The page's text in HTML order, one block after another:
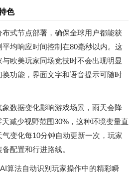
色
式节点部署，确保全球用户都能获
均响应时间控制在80毫秒以内。这
欧美玩家同场竞技时不会出现明显
功能，界面文字和语音提示可随时
数据变化影响游戏场景，雨天会降
减少视野范围30%，这种环境变量直
变化每10分钟自动更新一次，玩家
配置和行进路线。
算法自动识别玩家操作中的精彩瞬